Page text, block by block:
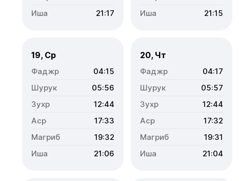
21:17
21:15
19, Ср
04:15
05:56
12:44
17:33
19:32
21:06
20, Чт
04:17
05:57
12:44
17:32
19:31
21:04